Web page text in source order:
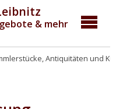
& mehr
Antiquitäten und